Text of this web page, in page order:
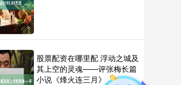
股票配资在哪里配 浮动之城及
其上空的灵魂——评张梅长篇
小说《烽火连三月》